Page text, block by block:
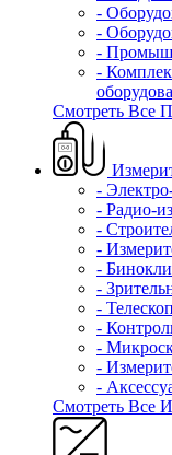
-
-
-
-
Смотреть Все
-
- Радио-
-
-
- Бинокли
-
-
-
-
-
-
Смотреть Все